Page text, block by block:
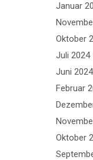
Januar
Oktober
Juli 2024
Juni 2024
Februar
Oktober